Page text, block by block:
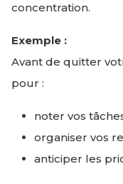
concentration.
Exemple :
Avant de quitter
pour :
noter vos
organiser vos
anticiper les